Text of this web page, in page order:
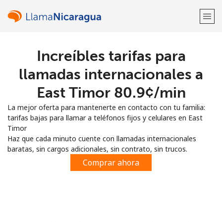
¡Bienvenido!
Regístrate con
o
Increíbles tarifas para
llamadas internacionales a
East Timor ⁦80.9¢⁩/min
La mejor oferta para mantenerte en contacto con tu familia:
tarifas bajas para llamar a teléfonos fijos y celulares en East
Timor
Haz que cada minuto cuente con llamadas internacionales
baratas, sin cargos adicionales, sin contrato, sin trucos.
Comprar ahora